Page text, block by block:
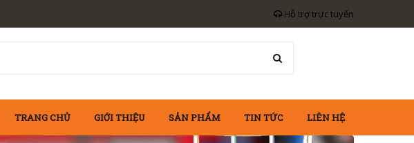
Hỗ trợ trực tuyến
TRANG CHỦ GIỚI THIỆU SẢN PHẨM TIN TỨC LIÊN HỆ